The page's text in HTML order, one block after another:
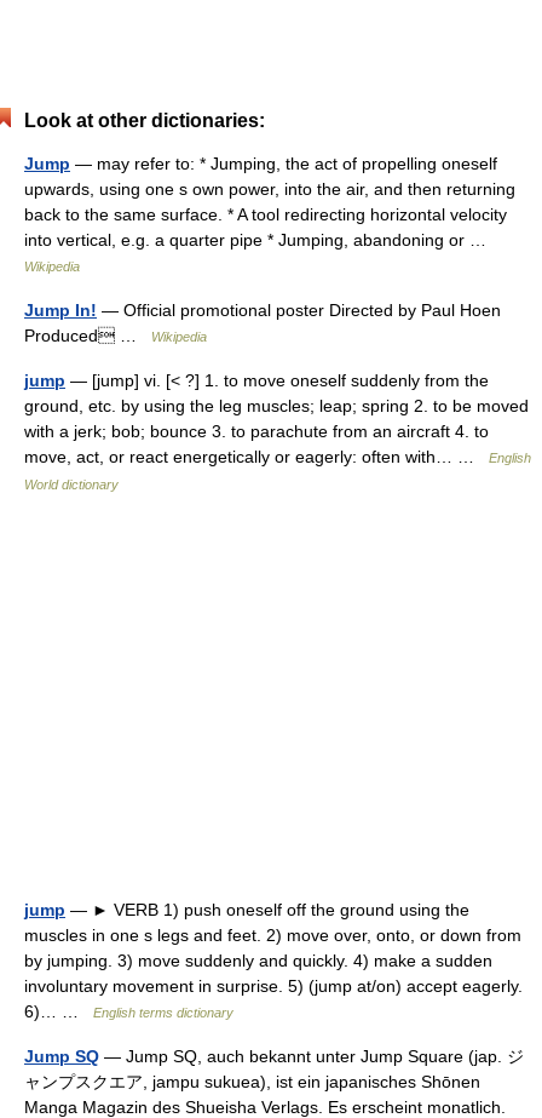
Look at other dictionaries:
Jump — may refer to: * Jumping, the act of propelling oneself
upwards, using one s own power, into the air, and then returning
back to the same surface. * A tool redirecting horizontal velocity
into vertical, e.g. a quarter pipe * Jumping, abandoning or …
Wikipedia
Jump In! — Official promotional poster Directed by Paul Hoen
Produced …
Wikipedia
jump — [jump] vi. [< ?] 1. to move oneself suddenly from the
ground, etc. by using the leg muscles; leap; spring 2. to be moved
with a jerk; bob; bounce 3. to parachute from an aircraft 4. to
move, act, or react energetically or eagerly: often with… …
English
World dictionary
jump — ► VERB 1) push oneself off the ground using the
muscles in one s legs and feet. 2) move over, onto, or down from
by jumping. 3) move suddenly and quickly. 4) make a sudden
involuntary movement in surprise. 5) (jump at/on) accept eagerly.
6)… …
English terms dictionary
Jump SQ — Jump SQ, auch bekannt unter Jump Square (jap. ジ
ャンプスクエア, jampu sukuea), ist ein japanisches Shōnen
Manga Magazin des Shueisha Verlags. Es erscheint monatlich.